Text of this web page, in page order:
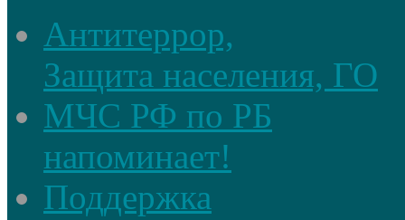
Антитеррор,
Защита населения, ГО
МЧС РФ по РБ
напоминает!
Поддержка